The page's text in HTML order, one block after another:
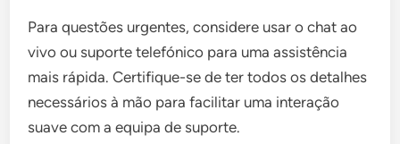
Para questões urgentes, considere usar o chat ao
vivo ou suporte telefónico para uma assistência
mais rápida. Certifique-se de ter todos os detalhes
necessários à mão para facilitar uma interação
suave com a equipa de suporte.